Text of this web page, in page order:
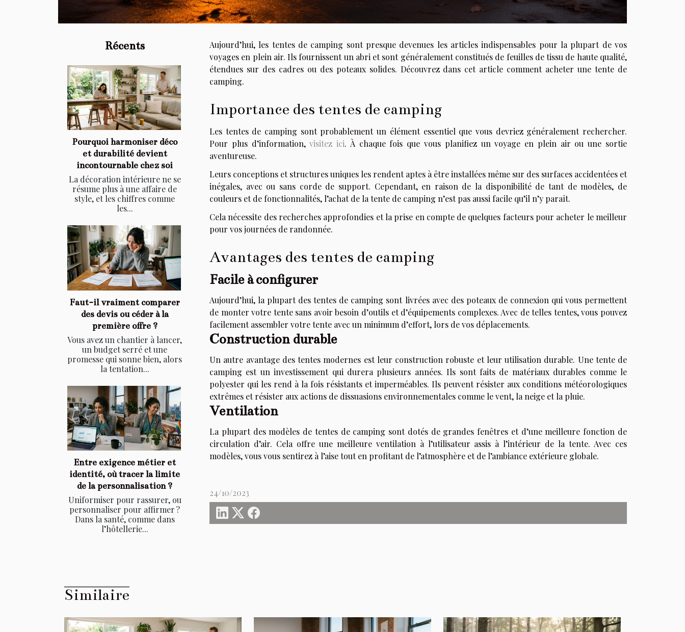
Récents
Pourquoi harmoniser déco
et durabilité devient
incontournable chez soi
La décoration intérieure ne se
résume plus à une affaire de
style, et les chiffres comme
les...
Faut-il vraiment comparer
des devis ou céder à la
première offre ?
Vous avez un chantier à lancer,
un budget serré et une
promesse qui sonne bien, alors
la tentation...
Entre exigence métier et
identité, où tracer la limite
de la personnalisation ?
Uniformiser pour rassurer, ou
personnaliser pour affirmer ?
Dans la santé, comme dans
l’hôtellerie...
Aujourd’hui, les tentes de camping sont presque devenues les articles indispensables pour la plupart de vos
voyages en plein air. Ils fournissent un abri et sont généralement constitués de feuilles de tissu de haute qualité,
étendues sur des cadres ou des poteaux solides. Découvrez dans cet article comment acheter une tente de
camping.
Importance des tentes de camping
Les tentes de camping sont probablement un élément essentiel que vous devriez généralement rechercher.
Pour plus d’information,visitez ici. À chaque fois que vous planifiez un voyage en plein air ou une sortie
aventureuse.
Leurs conceptions et structures uniques les rendent aptes à être installées même sur des surfaces accidentées et
inégales, avec ou sans corde de support. Cependant, en raison de la disponibilité de tant de modèles, de
couleurs et de fonctionnalités, l’achat de la tente de camping n’est pas aussi facile qu’il n’y paraît.
Cela nécessite des recherches approfondies et la prise en compte de quelques facteurs pour acheter le meilleur
pour vos journées de randonnée.
Avantages des tentes de camping
Facile à configurer
Aujourd’hui, la plupart des tentes de camping sont livrées avec des poteaux de connexion qui vous permettent
de monter votre tente sans avoir besoin d’outils et d’équipements complexes. Avec de telles tentes, vous pouvez
facilement assembler votre tente avec un minimum d’effort, lors de vos déplacements.
Construction durable
Un autre avantage des tentes modernes est leur construction robuste et leur utilisation durable. Une tente de
camping est un investissement qui durera plusieurs années. Ils sont faits de matériaux durables comme le
polyester qui les rend à la fois résistants et imperméables. Ils peuvent résister aux conditions météorologiques
extrêmes et résister aux actions de dissuasions environnementales comme le vent, la neige et la pluie.
Ventilation
La plupart des modèles de tentes de camping sont dotés de grandes fenêtres et d’une meilleure fonction de
circulation d’air. Cela offre une meilleure ventilation à l’utilisateur assis à l’intérieur de la tente. Avec ces
modèles, vous vous sentirez à l’aise tout en profitant de l’atmosphère et de l’ambiance extérieure globale.
24/10/2023
Similaire